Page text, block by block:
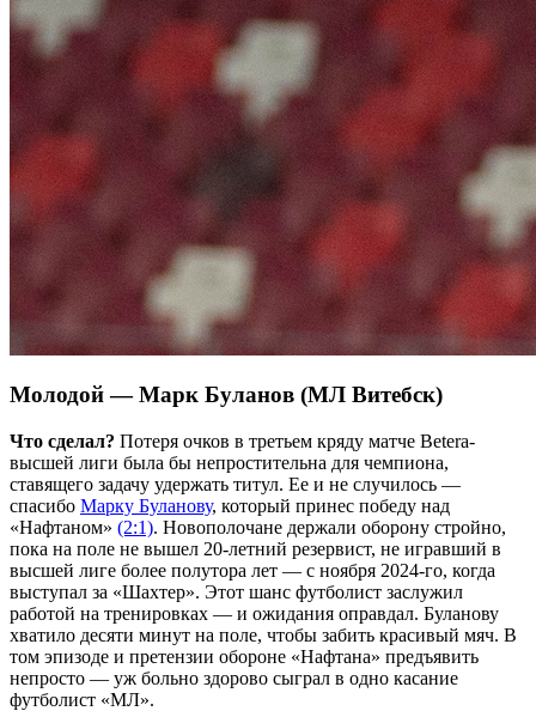
Молодой — Марк Буланов (МЛ Витебск)
Что сделал? Потеря очков в третьем кряду матче Betera-
высшей лиги была бы непростительна для чемпиона,
ставящего задачу удержать титул. Ее и не случилось —
спасибо Марку Буланову, который принес победу над
«Нафтаном» (2:1). Новополочане держали оборону стройно,
пока на поле не вышел 20-летний резервист, не игравший в
высшей лиге более полутора лет — с ноября 2024-го, когда
выступал за «Шахтер». Этот шанс футболист заслужил
работой на тренировках — и ожидания оправдал. Буланову
хватило десяти минут на поле, чтобы забить красивый мяч. В
том эпизоде и претензии обороне «Нафтана» предъявить
непросто — уж больно здорово сыграл в одно касание
футболист «МЛ».